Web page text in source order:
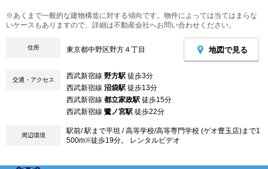
※あくまで一般的な建物構造に対する傾向です。物件によっては当てはまらな
いケースもありますので、詳細は不動産会社へお問い合わせください。
住所 東京都中野区野方４丁目 地図で見る
交通・アクセス 西武新宿線 野方駅 徒歩3分
西武新宿線 沼袋駅 徒歩13分
西武新宿線 都立家政駅 徒歩15分
西武新宿線 鷺ノ宮駅 徒歩22分
周辺環境
駅前/ 駅まで平坦 / 高等学校/高等専門学校 (ゲオ豊玉店)まで1
500m※徒歩19分。 レンタルビデオ